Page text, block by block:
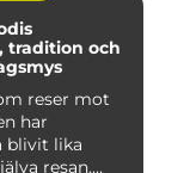
tradition och
reser mot
har
blivit lika
resan.